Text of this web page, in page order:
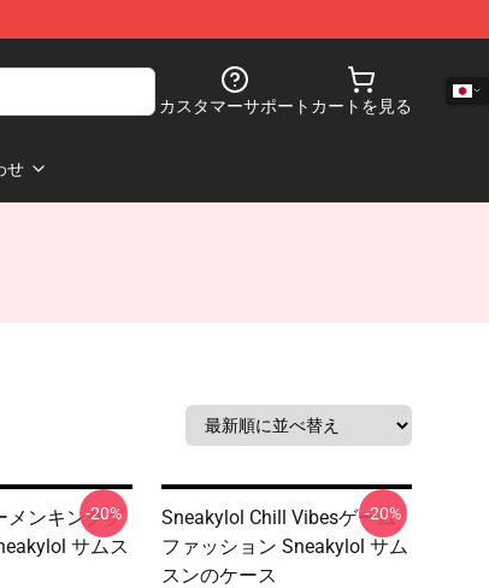
カスタマーサポート カートを見る
せ
メンキンググ
サムス
-20%
Sneakylol Chill Vibesゲーム
ファッション Sneakylol サム
スンのケース
-20%